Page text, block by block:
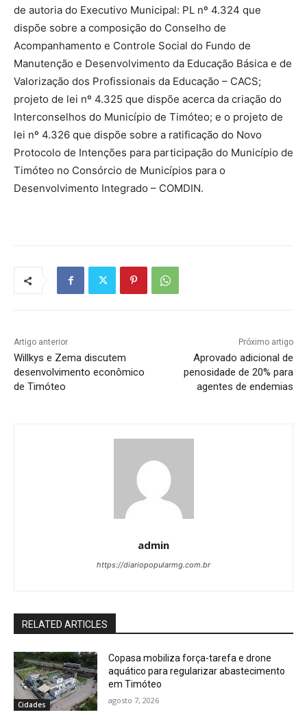
de autoria do Executivo Municipal: PL nº 4.324 que
dispõe sobre a composição do Conselho de
Acompanhamento e Controle Social do Fundo de
Manutenção e Desenvolvimento da Educação Básica e de
Valorização dos Profissionais da Educação – CACS;
projeto de lei nº 4.325 que dispõe acerca da criação do
Interconselhos do Município de Timóteo; e o projeto de
lei nº 4.326 que dispõe sobre a ratificação do Novo
Protocolo de Intenções para participação do Município de
Timóteo no Consórcio de Municípios para o
Desenvolvimento Integrado – COMDIN.
Artigo anterior
Willkys e Zema discutem
desenvolvimento econômico
de Timóteo
Próximo artigo
Aprovado adicional de
penosidade de 20% para
agentes de endemias
admin
https://diariopopularmg.com.br
RELATED ARTICLES
Cidades
Copasa mobiliza força-tarefa e drone
aquático para regularizar abastecimento
em Timóteo
agosto 7, 2026